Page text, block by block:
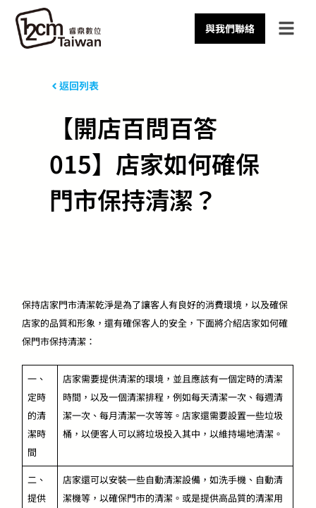
與我們聯絡
返回列表
【開店百問百答
015】店家如何確保
門市保持清潔？
保持店家門市清潔乾淨是為了讓客人有良好的消費環境，以及確保
店家的品質和形象，還有確保客人的安全，下面將介紹店家如何確
保門市保持清潔：
一、
定時
的清
潔時
間
店家需要提供清潔的環境，並且應該有一個定時的清潔
時間，以及一個清潔排程，例如每天清潔一次、每週清
潔一次、每月清潔一次等等。店家還需要設置一些垃圾
桶，以便客人可以將垃圾投入其中，以維持場地清潔。
二、
提供
店家還可以安裝一些自動清潔設備，如洗手機、自動清
潔機等，以確保門市的清潔。或是提供高品質的清潔用